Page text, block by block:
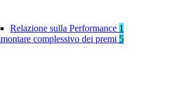
Relazione sulla Performance 1
complessivo dei premi 5